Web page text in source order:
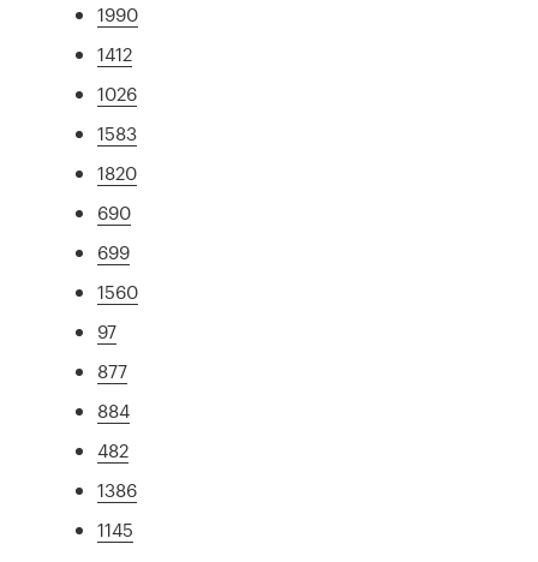
1990
1412
1026
1583
1820
690
699
1560
97
877
884
482
1386
1145